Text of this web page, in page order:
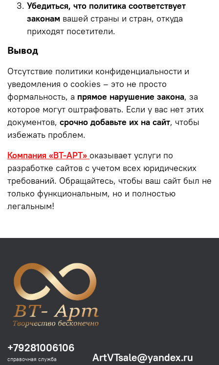
Убедиться, что политика соответствует
законам вашей страны и стран, откуда
приходят посетители.
Вывод
Отсутствие политики конфиденциальности и
уведомления о cookies – это не просто
формальность, а прямое нарушение закона, за
которое могут оштрафовать. Если у вас нет этих
документов, срочно добавьте их на сайт, чтобы
избежать проблем.
Компания «ВТ-АРТ» оказывает услуги по
разработке сайтов с учетом всех юридических
требований. Обращайтесь, чтобы ваш сайт был не
только функциональным, но и полностью
легальным!
+79281006106
справочная служба ArtVTsale@yandex.ru